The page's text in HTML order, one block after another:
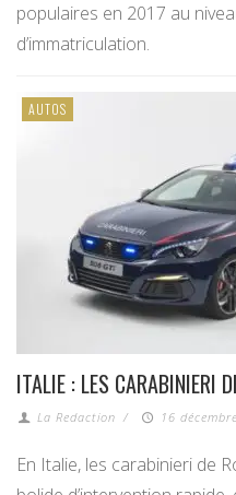
populaires en 2017 au
d’immatriculation.
AUTOS
ITALIE : LES CARABINIERI
La Redaction / 16
En Italie, les carabinieri de